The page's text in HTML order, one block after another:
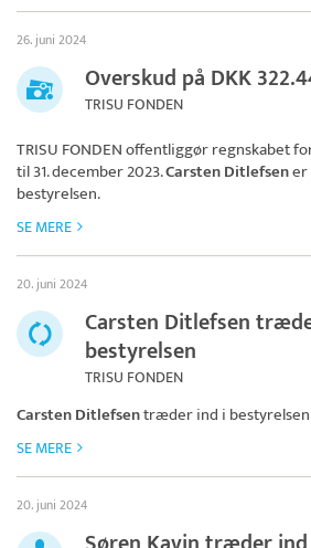
26. juni 2024
Overskud på DKK
TRISU FONDEN
TRISU FONDENoffentliggør regnskabet
til 31. december 2023.Carsten Ditlefsen
bestyrelsen.
SE MERE
20. juni 2024
Carsten Ditlefsen
bestyrelsen
TRISU FONDEN
Carsten Ditlefsentræder ind i
SE MERE
20. juni 2024